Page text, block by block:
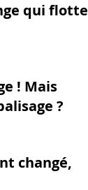
qui flotte
! Mais
?
changé,